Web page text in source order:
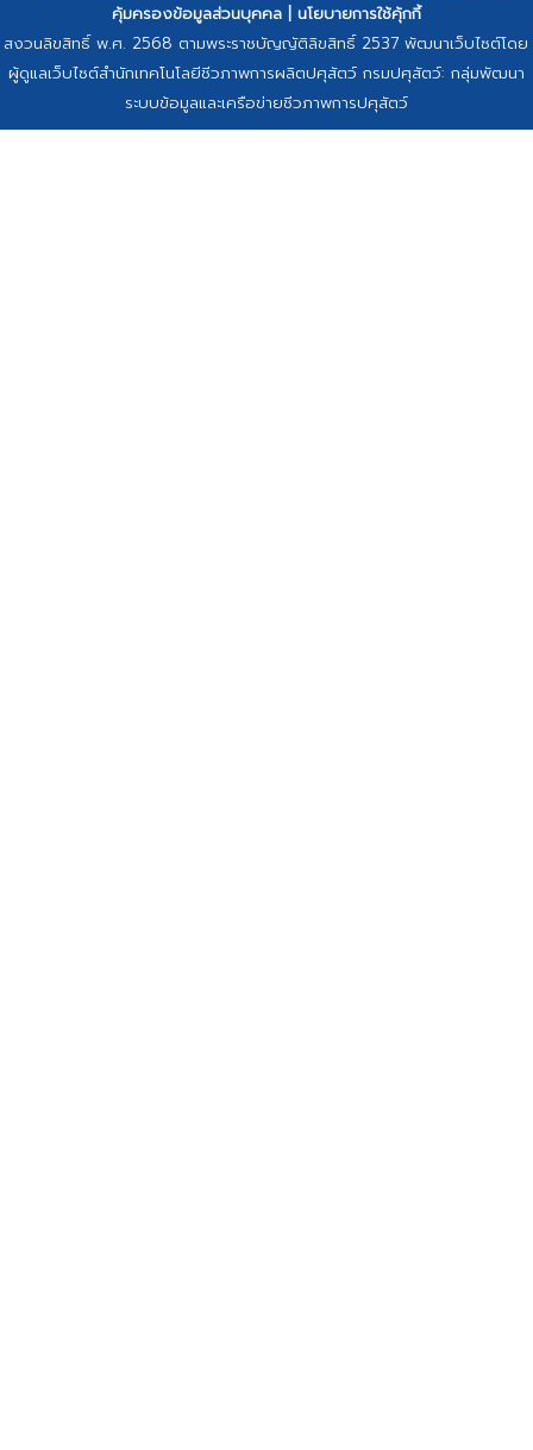
คุ้มครองข้อมูลส่วนบุคคล| นโยบายการใช้คุ้กกี้
สงวนลิขสิทธิ์ พ.ศ. 2568 ตามพระราชบัญญัติลิขสิทธิ์ 2537 พัฒนาเว็บไซต์โดย
ผู้ดูแลเว็บไซต์สำนักเทคโนโลยีชีวภาพการผลิตปศุสัตว์ กรมปศุสัตว์: กลุ่มพัฒนา
ระบบข้อมูลและเครือข่ายชีวภาพการปศุสัตว์